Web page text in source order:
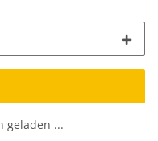
geladen ...